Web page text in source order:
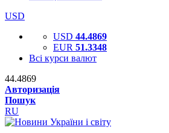
USD
USD 44.4869
EUR 51.3348
Всі курси валют
44.4869
Авторизація
Пошук
RU